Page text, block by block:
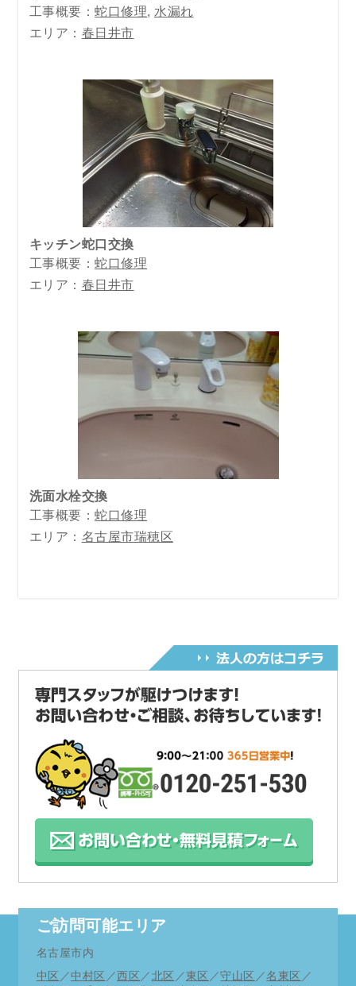
工事概要：蛇口修理, 水漏れ
エリア： 春日井市
キッチン蛇口交換
工事概要：蛇口修理
エリア： 春日井市
洗面水栓交換
工事概要：蛇口修理
エリア： 名古屋市瑞穂区
ご訪問可能エリア
名古屋市内
中区 ／中村区 ／ 西区 ／ 北区 ／東区 ／守山区 ／名東区 ／